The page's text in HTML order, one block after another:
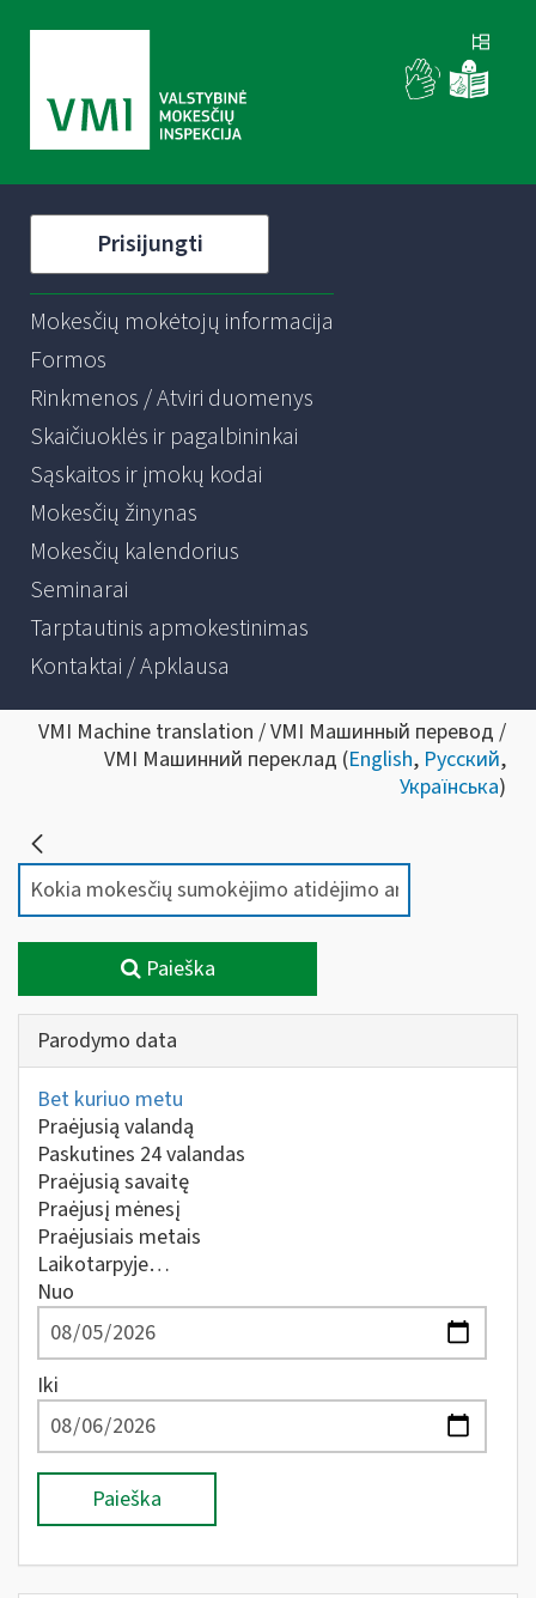
Prisijungti
Mokesčių mokėtojų informacija
Formos
Rinkmenos / Atviri duomenys
Skaičiuoklės ir pagalbininkai
Sąskaitos ir įmokų kodai
Mokesčių žinynas
Mokesčių kalendorius
Seminarai
Tarptautinis apmokestinimas
Kontaktai / Apklausa
VMI Machine translation / VMI Машинный перевод /
VMI Машинний переклад (English, Русский,
Українська)
Paieška
Parodymo data
Bet kuriuo metu
Praėjusią valandą
Paskutines 24 valandas
Praėjusią savaitę
Praėjusį mėnesį
Praėjusiais metais
Laikotarpyje…
Nuo
Iki
Paieška